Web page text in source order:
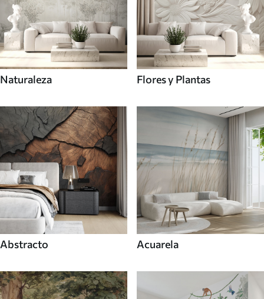
Naturaleza Flores y Plantas
Abstracto Acuarela